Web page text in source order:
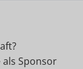
Sponsor